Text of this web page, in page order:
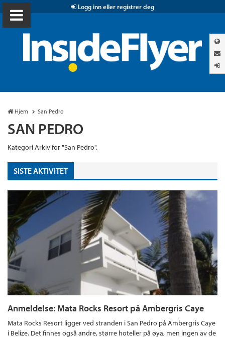
Logg inn eller registrer deg
Hjem San Pedro
SAN PEDRO
Kategori Arkiv for "San Pedro".
SISTE AKTIVITET
Anmeldelse: Mata Rocks Resort på Ambergris Caye
Mata Rocks Resort ligger ved stranden i San Pedro på Ambergris Caye
i Belize. Det finnes også andre, større hoteller på øya, men ingen av de